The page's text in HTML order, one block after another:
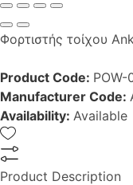
Φορτιστής τοίχου
Product Code: POW-
Manufacturer Code:
Availability: Available
Product Description